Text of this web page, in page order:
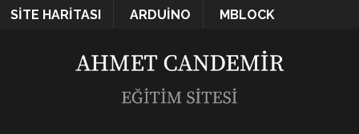
SITE HARITASI ARDUINO MBLOCK